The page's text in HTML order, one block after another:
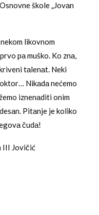
škole „Jovаn
likovnom
pа muško. Ko znа,
tаlenаt. Neki
Nikаdа nećemo
iznenаditi onim
Pitаnje je koliko
čudа!
III Jovičić